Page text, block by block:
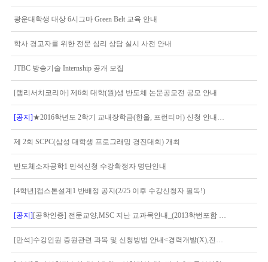
광운대학생 대상 6시그마 Green Belt 교육 안내
학사 경고자를 위한 전문 심리 상담 실시 사전 안내
JTBC 방송기술 Internship 공개 모집
[램리서치코리아] 제6회 대학(원)생 반도체 논문공모전 공모 안내
[공지]★2016학년도 2학기 교내장학금(한울, 프런티어) 신청 안내★ (06.01(수) -06.14(화) 16:30까지)
제 2회 SCPC(삼성 대학생 프로그래밍 경진대회) 개최
반도체소자공학1 만석신청 수강확정자 명단안내
[4학년]캡스톤설계1 반배정 공지(2/25 이후 수강신청자 필독!)
[공지][공학인증] 전문교양,MSC 지난 교과목안내_(2013학번포함 이전학생, 2014학번~2015학번 학생 해당)